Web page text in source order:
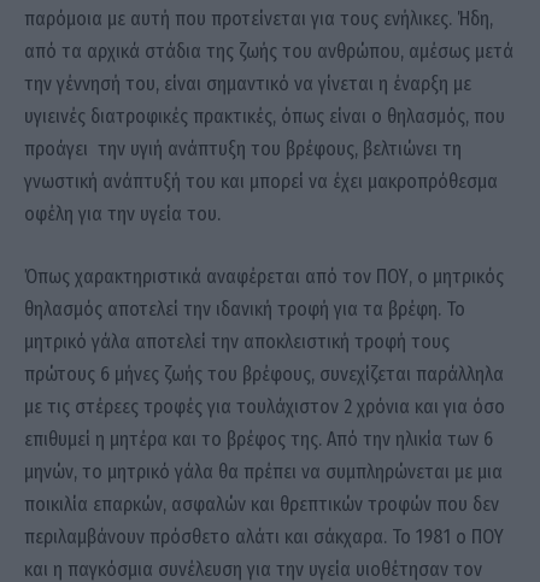
παρόμοια με αυτή που προτείνεται για τους ενήλικες. Ήδη,
από τα αρχικά στάδια της ζωής του ανθρώπου, αμέσως μετά
την γέννησή του, είναι σημαντικό να γίνεται η έναρξη με
υγιεινές διατροφικές πρακτικές, όπως είναι ο θηλασμός, που
προάγει την υγιή ανάπτυξη του βρέφους, βελτιώνει τη
γνωστική ανάπτυξή του και μπορεί να έχει μακροπρόθεσμα
οφέλη για την υγεία του.
Όπως χαρακτηριστικά αναφέρεται από τον ΠΟΥ, ο μητρικός
θηλασμός αποτελεί την ιδανική τροφή για τα βρέφη. Το
μητρικό γάλα αποτελεί την αποκλειστική τροφή τους
πρώτους 6 μήνες ζωής του βρέφους, συνεχίζεται παράλληλα
με τις στέρεες τροφές για τουλάχιστον 2 χρόνια και για όσο
επιθυμεί η μητέρα και το βρέφος της. Από την ηλικία των 6
μηνών, το μητρικό γάλα θα πρέπει να συμπληρώνεται με μια
ποικιλία επαρκών, ασφαλών και θρεπτικών τροφών που δεν
περιλαμβάνουν πρόσθετο αλάτι και σάκχαρα. Το 1981 ο ΠΟΥ
και η παγκόσμια συνέλευση για την υγεία υιοθέτησαν τον